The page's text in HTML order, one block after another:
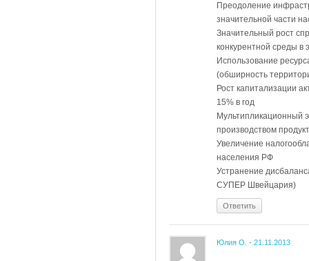
Преодоление
значительной части
Значительный рост
конкурентной среды в
Использование
(обширность
Рост капитализации
15% в год
Мультипликационный
производством
Увеличение
населения РФ
Устранение
СУПЕР Швейцария)
Ответить
Юлия О. - 21.11.2013